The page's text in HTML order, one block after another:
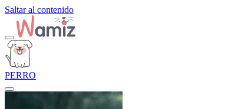
Saltar al contenido
PERRO